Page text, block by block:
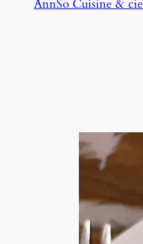
AnnSo Cuisine & cie